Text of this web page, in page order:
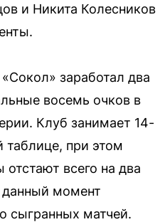
и Никита Колесников
заработал два
восемь очков в
Клуб занимает 14-
при этом
всего на два
данный момент
сыгранных матчей.